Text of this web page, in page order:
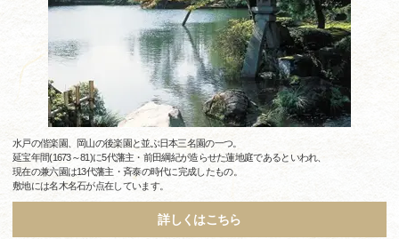
水戸の偕楽園、岡山の後楽園と並ぶ日本三名園の一つ。
延宝年間(1673～81)に5代藩主・前田綱紀が造らせた蓮地庭であるといわれ、
現在の兼六園は13代藩主・斉泰の時代に完成したもの。
敷地には名木名石が点在しています。
詳しくはこちら